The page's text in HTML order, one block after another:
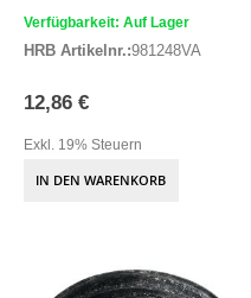
Verfügbarkeit: Auf Lager
HRB Artikelnr.:981248VA
12,86 €
Exkl. 19% Steuern
IN DEN WARENKORB